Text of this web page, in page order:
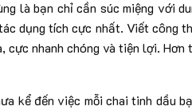
là bạn chỉ cần súc miệng với
dụng tích cực nhất. Viết công
cực nhanh chóng và tiện lợi.
kể đến việc mỗi chai tinh dầu